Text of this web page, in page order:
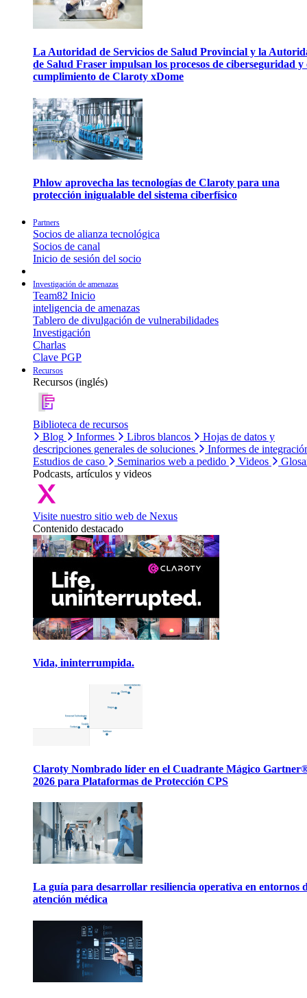
La Autoridad de Servicios de Salud Provincial y la
de Salud Fraser impulsan los procesos de ciberseguridad y
cumplimiento de Claroty xDome
Phlow aprovecha las tecnologías de Claroty para una
protección inigualable del sistema ciberfísico
Partners
Socios de alianza tecnológica
Socios de canal
Inicio de sesión del socio
Investigación de amenazas
Team82 Inicio
inteligencia de amenazas
Tablero de divulgación de vulnerabilidades
Investigación
Charlas
Clave PGP
Recursos
Recursos (inglés)
Biblioteca de recursos
Blog
Informes Libros blancos
Hojas de datos y
descripciones generales de soluciones
Informes de
Estudios de caso
Seminarios web a pedido Videos
Podcasts, artículos y videos
Visite nuestro sitio web de Nexus
Contenido destacado
Vida, ininterrumpida.
Claroty Nombrado líder en el Cuadrante Mágico
2026 para Plataformas de Protección CPS
La guía para desarrollar resiliencia operativa en entornos
atención médica